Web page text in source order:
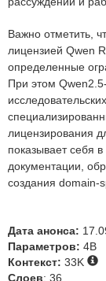
Важно отметить,
лицензией Qwen
определенные
При этом
лицензирования
показывает себя
документации,
создания domain-
Дата анонса:
Параметров: 4B
Контекст: 33K
Слоев: 36